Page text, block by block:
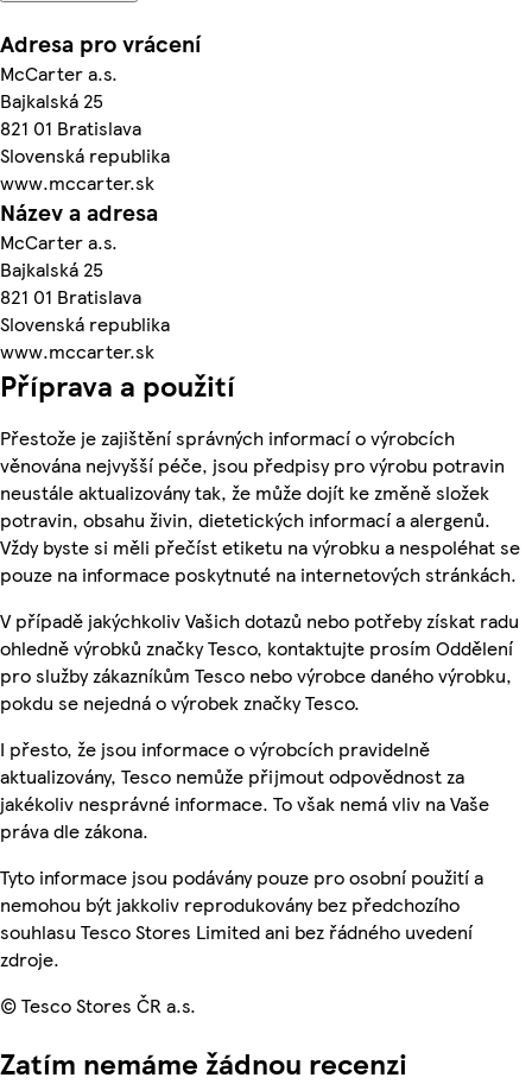
Adresa pro vrácení
McCarter a.s.
Bajkalská 25
821 01 Bratislava
Slovenská republika
www.mccarter.sk
Název a adresa
McCarter a.s.
Bajkalská 25
821 01 Bratislava
Slovenská republika
www.mccarter.sk
Příprava a použití
Přestože je zajištění správných informací o výrobcích
věnována nejvyšší péče, jsou předpisy pro výrobu potravin
neustále aktualizovány tak, že může dojít ke změně složek
potravin, obsahu živin, dietetických informací a alergenů.
Vždy byste si měli přečíst etiketu na výrobku a nespoléhat se
pouze na informace poskytnuté na internetových stránkách.
V případě jakýchkoliv Vašich dotazů nebo potřeby získat radu
ohledně výrobků značky Tesco, kontaktujte prosím Oddělení
pro služby zákazníkům Tesco nebo výrobce daného výrobku,
pokdu se nejedná o výrobek značky Tesco.
I přesto, že jsou informace o výrobcích pravidelně
aktualizovány, Tesco nemůže přijmout odpovědnost za
jakékoliv nesprávné informace. To však nemá vliv na Vaše
práva dle zákona.
Tyto informace jsou podávány pouze pro osobní použití a
nemohou být jakkoliv reprodukovány bez předchozího
souhlasu Tesco Stores Limited ani bez řádného uvedení
zdroje.
© Tesco Stores ČR a.s.
Zatím nemáme žádnou recenzi